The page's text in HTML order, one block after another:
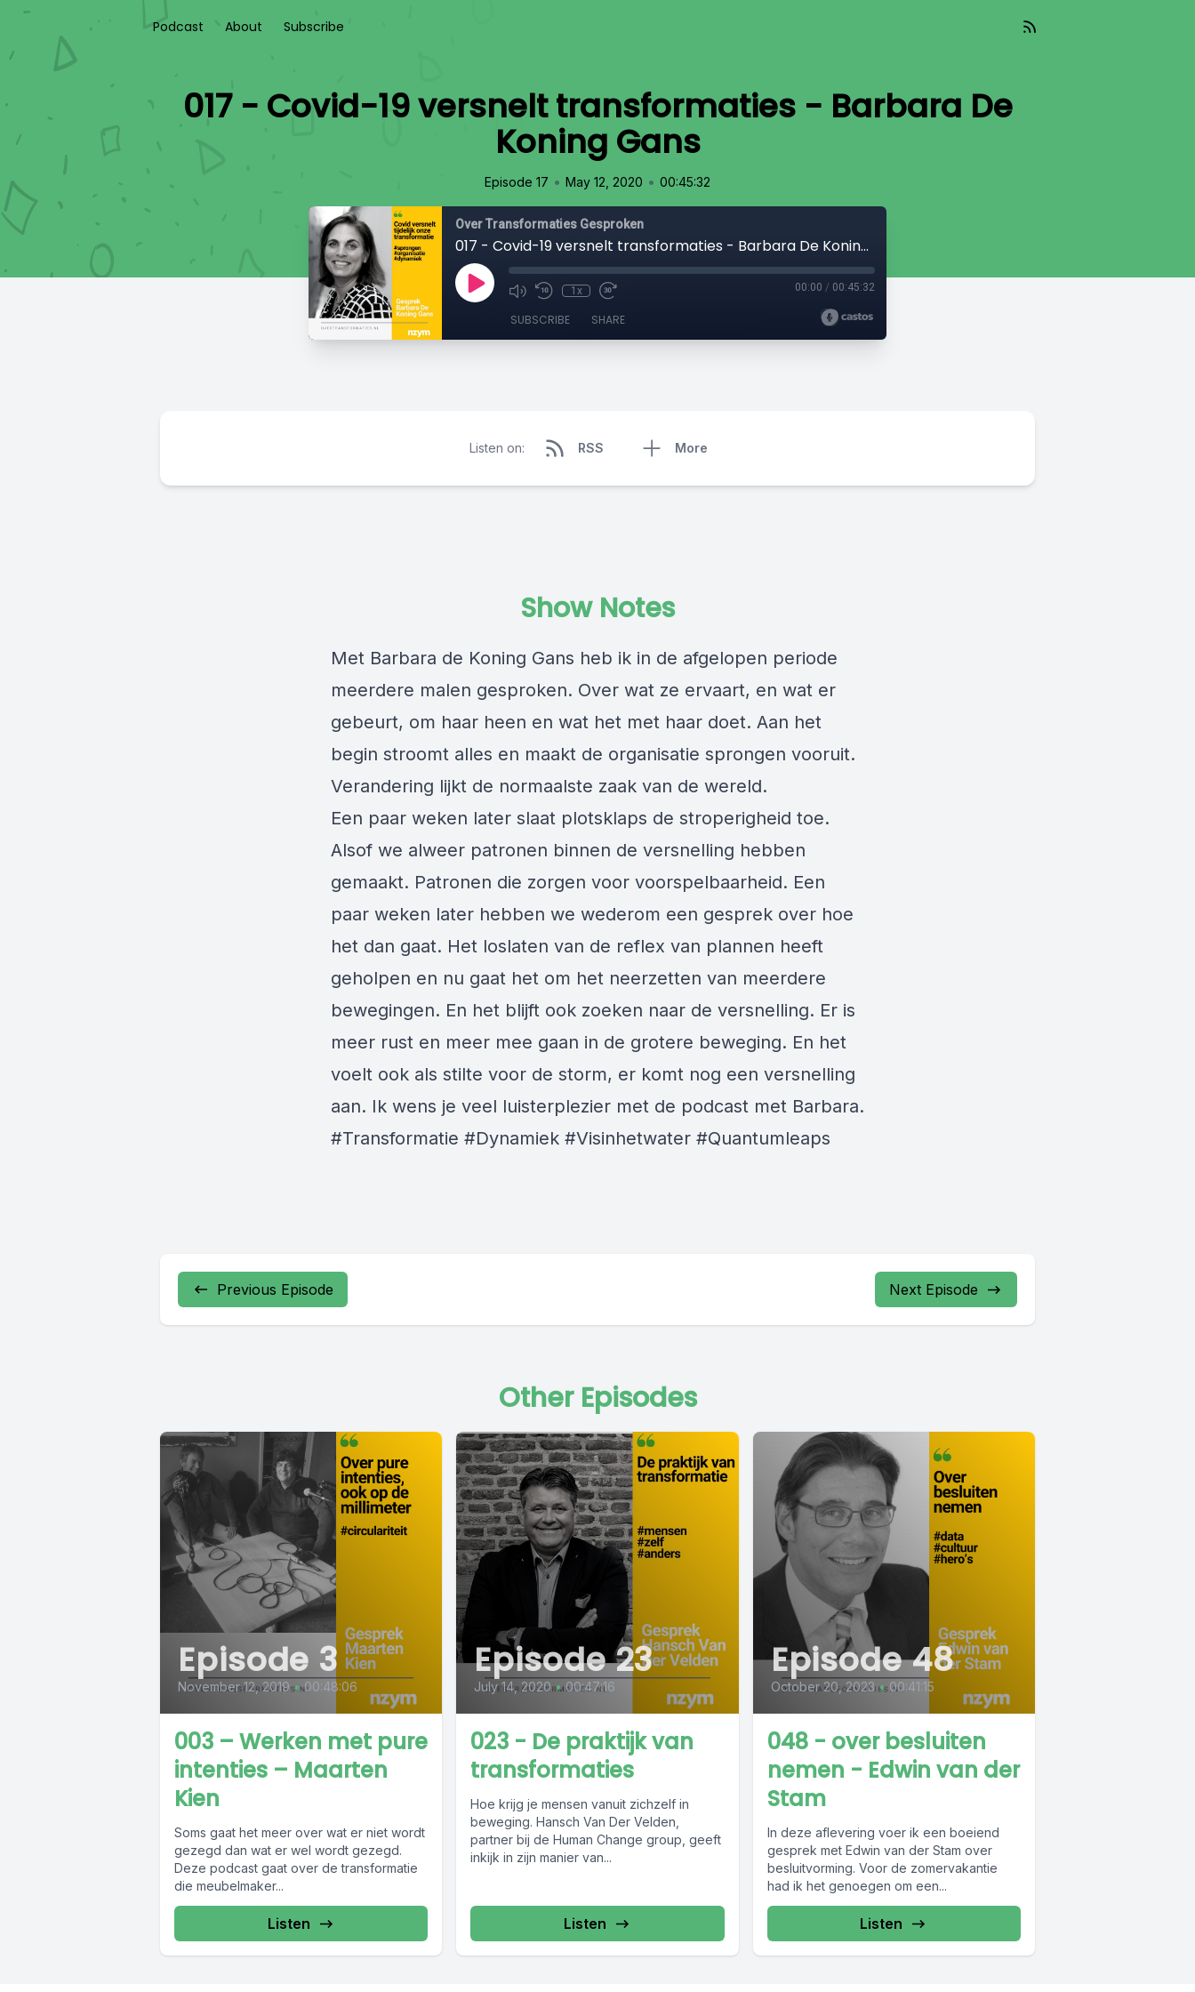
Podcast About Subscribe
017 - Covid-19 versnelt transformaties - Barbara De
Koning Gans
Episode 17 • May 12, 2020 • 00:45:32
Over Transformaties Gesproken
017 - Covid-19 versnelt transformaties - Barbara De Koning Gans
1x 00:00 / 00:45:32
SUBSCRIBE SHARE
Listen on: RSS More
Show Notes
Met Barbara de Koning Gans heb ik in de afgelopen periode
meerdere malen gesproken. Over wat ze ervaart, en wat er
gebeurt, om haar heen en wat het met haar doet. Aan het
begin stroomt alles en maakt de organisatie sprongen vooruit.
Verandering lijkt de normaalste zaak van de wereld.
Een paar weken later slaat plotsklaps de stroperigheid toe.
Alsof we alweer patronen binnen de versnelling hebben
gemaakt. Patronen die zorgen voor voorspelbaarheid. Een
paar weken later hebben we wederom een gesprek over hoe
het dan gaat. Het loslaten van de reflex van plannen heeft
geholpen en nu gaat het om het neerzetten van meerdere
bewegingen. En het blijft ook zoeken naar de versnelling. Er is
meer rust en meer mee gaan in de grotere beweging. En het
voelt ook als stilte voor de storm, er komt nog een versnelling
aan. Ik wens je veel luisterplezier met de podcast met Barbara.
#Transformatie #Dynamiek #Visinhetwater #Quantumleaps
Previous Episode Next Episode
Other Episodes
Episode 3
November 12, 2019 • 00:48:06
003 – Werken met pure
intenties – Maarten
Kien
Soms gaat het meer over wat er niet wordt
gezegd dan wat er wel wordt gezegd.
Deze podcast gaat over de transformatie
die meubelmaker...
Listen
Episode 23
July 14, 2020 • 00:47:16
023 - De praktijk van
transformaties
Hoe krijg je mensen vanuit zichzelf in
beweging. Hansch Van Der Velden,
partner bij de Human Change group, geeft
inkijk in zijn manier van...
Listen
Episode 48
October 20, 2023 • 00:41:15
048 - over besluiten
nemen - Edwin van der
Stam
In deze aflevering voer ik een boeiend
gesprek met Edwin van der Stam over
besluitvorming. Voor de zomervakantie
had ik het genoegen om een...
Listen